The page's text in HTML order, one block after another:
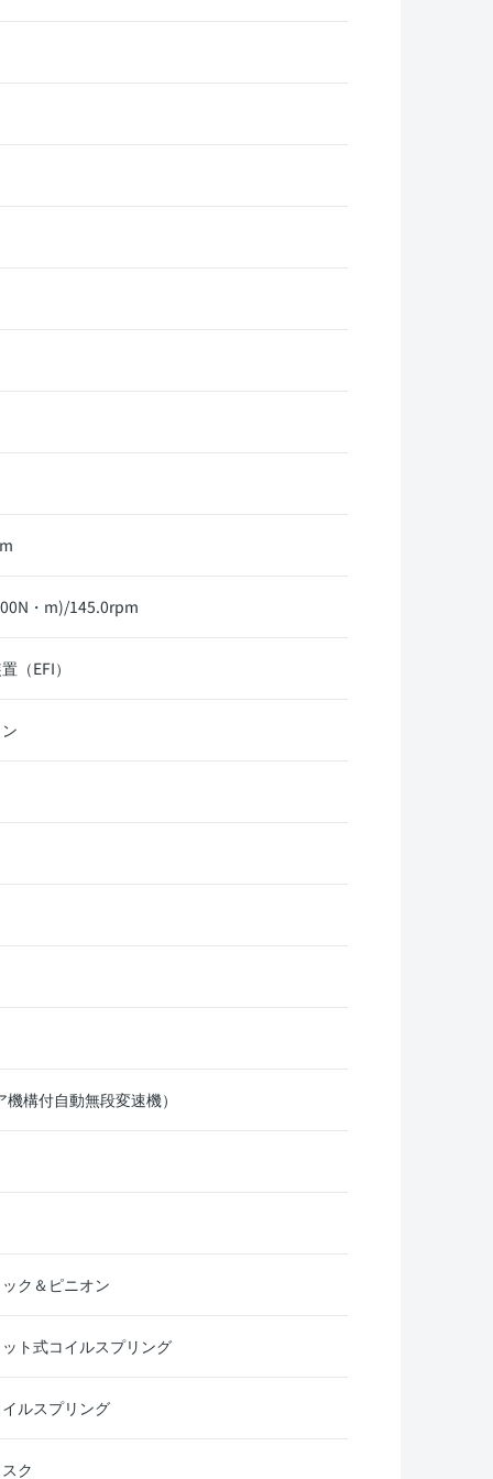
・m)/145.0rpm
（EFI）
構付自動無段変速機）
ク＆ピニオン
ト式コイルスプリング
ルスプリング
ク